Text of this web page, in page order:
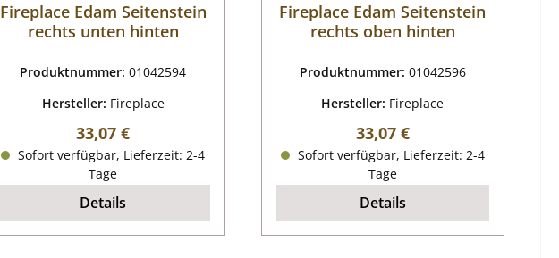
Fireplace Edam Seitenstein
rechts unten hinten
Produktnummer:01042594
Hersteller: Fireplace
Regulärer Preis:
33,07 €
Sofort verfügbar, Lieferzeit: 2-4
Tage
Details
Fireplace Edam Seitenstein
rechts oben hinten
Produktnummer: 01042596
Hersteller: Fireplace
Regulärer Preis:
33,07 €
Sofort verfügbar, Lieferzeit: 2-4
Tage
Details